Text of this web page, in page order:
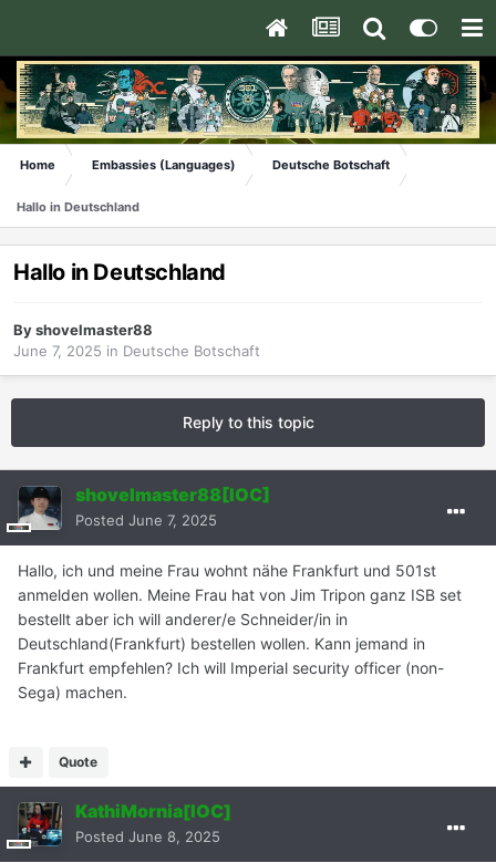
Home Embassies (Languages) Deutsche Botschaft
Hallo in Deutschland
Hallo in Deutschland
Byshovelmaster88
June 7, 2025 in Deutsche Botschaft
Reply to this topic
shovelmaster88[IOC]
Posted June 7, 2025
Hallo, ich und meine Frau wohnt nähe Frankfurt und 501st
anmelden wollen. Meine Frau hat von Jim Tripon ganz ISB set
bestellt aber ich will anderer/e Schneider/in in
Deutschland(Frankfurt) bestellen wollen. Kann jemand in
Frankfurt empfehlen? Ich will Imperial security officer (non-
Sega) machen.
Quote
KathiMornia[IOC]
Posted June 8, 2025